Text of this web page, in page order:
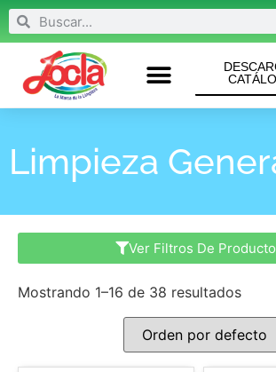
Limpieza
Ver Filtros De
Mostrando 1–16 de 38 resultados